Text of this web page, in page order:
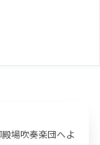
殿場吹奏楽団へよ